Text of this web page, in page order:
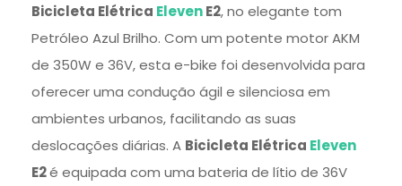
Bicicleta Elétrica ElevenE2, no elegante tom
Petróleo Azul Brilho. Com um potente motor AKM
de 350W e 36V, esta e-bike foi desenvolvida para
oferecer uma condução ágil e silenciosa em
ambientes urbanos, facilitando as suas
deslocações diárias. A Bicicleta Elétrica Eleven
E2é equipada com uma bateria de lítio de 36V